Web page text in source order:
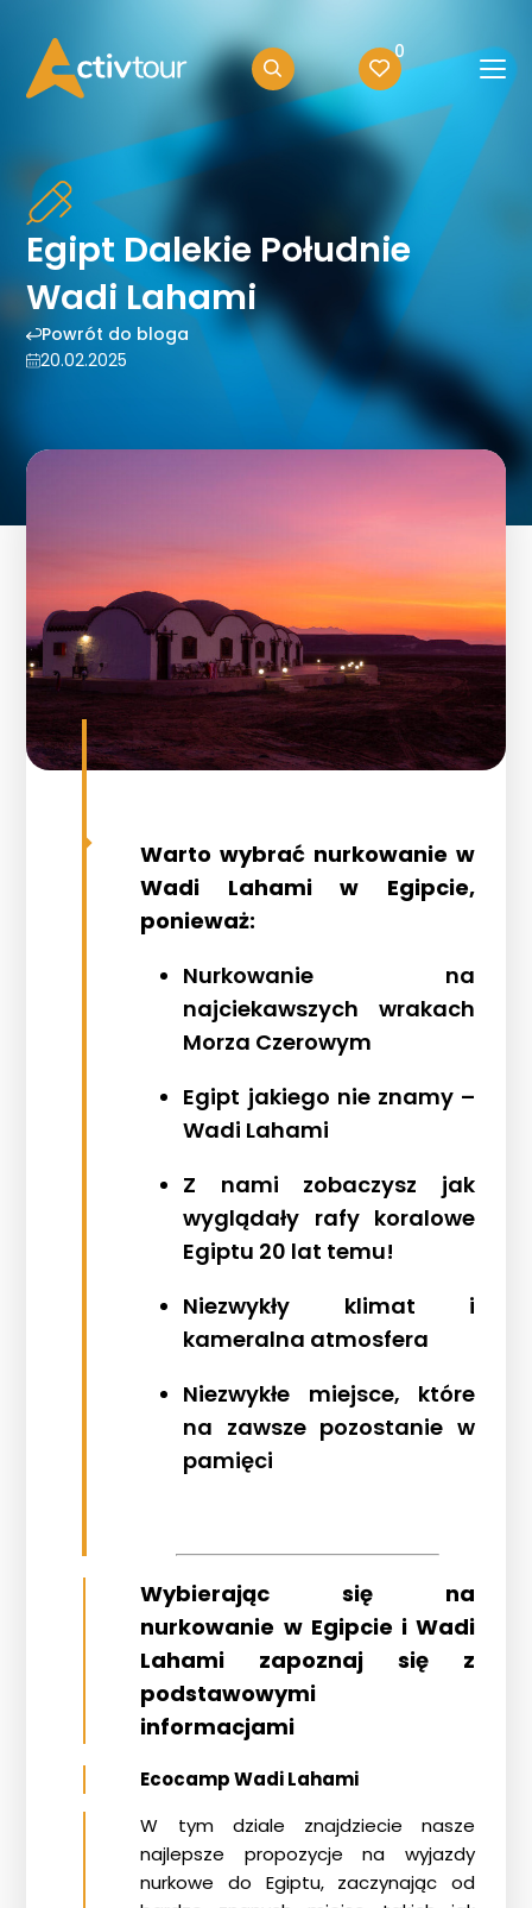
0
Egipt Dalekie Południe
Wadi Lahami
Powrót do bloga
20.02.2025
Warto wybrać nurkowanie w
Wadi Lahami w Egipcie,
ponieważ:
Nurkowanie na
najciekawszych wrakach
Morza Czerowym
Egipt jakiego nie znamy –
Wadi Lahami
Z nami zobaczysz jak
wyglądały rafy koralowe
Egiptu 20 lat temu!
Niezwykły klimat i
kameralna atmosfera
Niezwykłe miejsce, które
na zawsze pozostanie w
pamięci
Wybierając się na
nurkowanie w Egipcie i Wadi
Lahami zapoznaj się z
podstawowymi
informacjami
Ecocamp Wadi Lahami
W tym dziale znajdziecie nasze
najlepsze propozycje na wyjazdy
nurkowe do Egiptu, zaczynając od